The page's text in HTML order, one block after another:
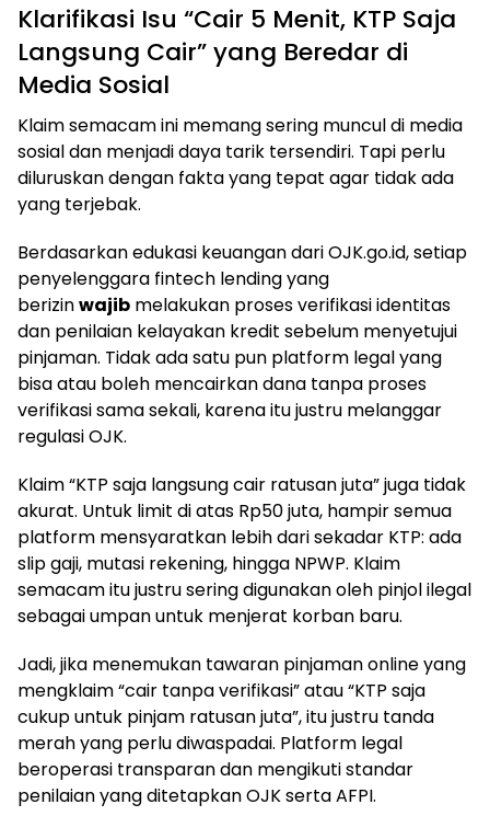
Klarifikasi Isu “Cair 5 Menit, KTP Saja
Langsung Cair” yang Beredar di
Media Sosial
Klaim semacam ini memang sering muncul di media
sosial dan menjadi daya tarik tersendiri. Tapi perlu
diluruskan dengan fakta yang tepat agar tidak ada
yang terjebak.
Berdasarkan edukasi keuangan dari OJK.go.id, setiap
penyelenggara fintech lending yang
berizinwajib melakukan proses verifikasi identitas
dan penilaian kelayakan kredit sebelum menyetujui
pinjaman. Tidak ada satu pun platform legal yang
bisa atau boleh mencairkan dana tanpa proses
verifikasi sama sekali, karena itu justru melanggar
regulasi OJK.
Klaim “KTP saja langsung cair ratusan juta” juga tidak
akurat. Untuk limit di atas Rp50 juta, hampir semua
platform mensyaratkan lebih dari sekadar KTP: ada
slip gaji, mutasi rekening, hingga NPWP. Klaim
semacam itu justru sering digunakan oleh pinjol ilegal
sebagai umpan untuk menjerat korban baru.
Jadi, jika menemukan tawaran pinjaman online yang
mengklaim “cair tanpa verifikasi” atau “KTP saja
cukup untuk pinjam ratusan juta”, itu justru tanda
merah yang perlu diwaspadai. Platform legal
beroperasi transparan dan mengikuti standar
penilaian yang ditetapkan OJK serta AFPI.